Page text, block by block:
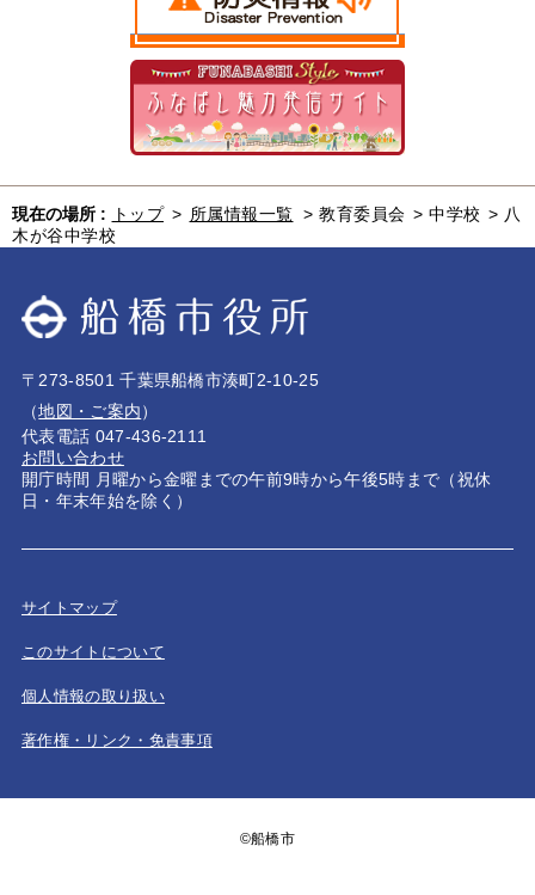
現在の場所 : トップ > 所属情報一覧 > 教育委員会 > 中学校 > 八
木が谷中学校
〒273-8501 千葉県船橋市湊町2-10-25
（地図・ご案内）
代表電話 047-436-2111
お問い合わせ
開庁時間 月曜から金曜までの午前9時から午後5時まで（祝休
日・年末年始を除く）
サイトマップ
このサイトについて
個人情報の取り扱い
著作権・リンク・免責事項
©船橋市